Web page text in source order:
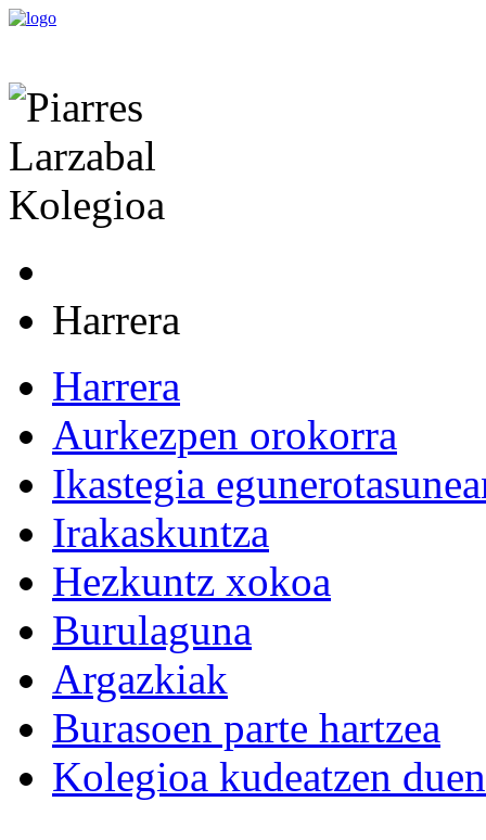
Harrera
Harrera
Aurkezpen orokorra
Ikastegia
Irakaskuntza
Hezkuntz xokoa
Burulaguna
Argazkiak
Burasoen parte hartzea
Kolegioa kudeatzen